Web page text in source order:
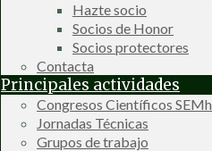
Hazte socio
Socios de Honor
Socios protectores
Contacta
Principales actividades
Congresos Científicos SEMh
Jornadas Técnicas
Grupos de trabajo